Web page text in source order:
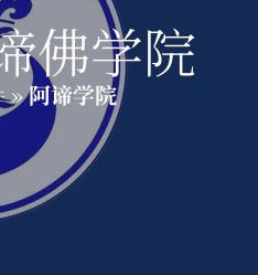
佛学院
»阿谛学院